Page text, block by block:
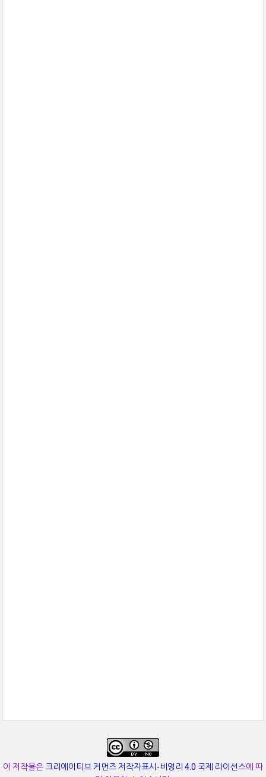
이 저작물은크리에이티브 커먼즈 저작자표시-비영리 4.0 국제 라이선스에 따